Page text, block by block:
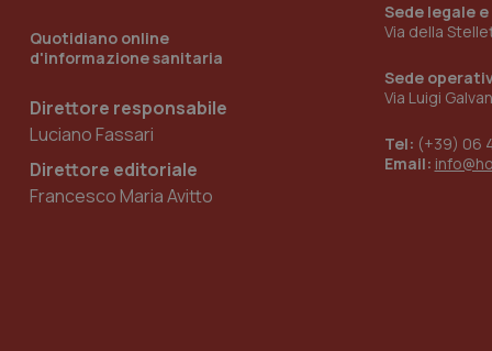
Quotidiano online
d'informazione sanitaria
Direttore responsabile
Luciano Fassari
Direttore editoriale
Francesco Maria Avitto
Sede legale
Via della
Sede
Via Luigi
Tel: (+39) 06
Email:
Nome
Nome
__Secure-YNID